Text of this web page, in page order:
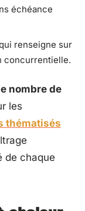
échéance
renseigne sur
concurrentielle.
nombre de
les
thématisés
de chaque